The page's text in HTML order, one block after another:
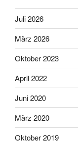
Juli 2026
März 2026
Oktober 2023
April 2022
Juni 2020
März 2020
Oktober 2019